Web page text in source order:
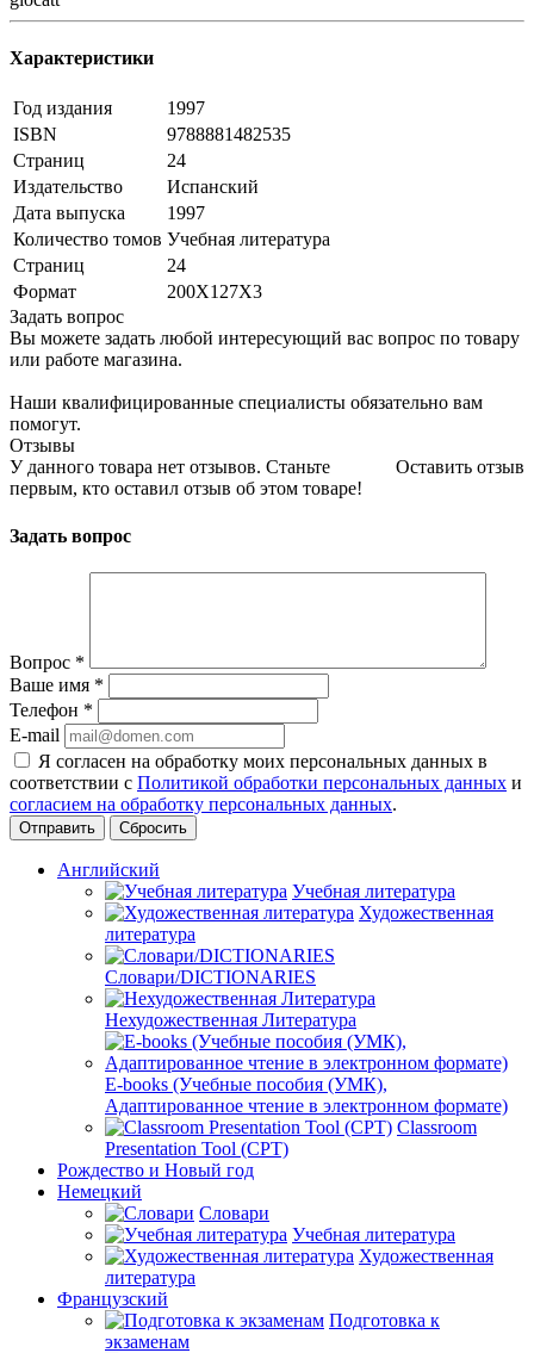
Характеристики
Год издания
1997
ISBN
9788881482535
Страниц
24
Издательство
Испанский
Дата выпуска
1997
Количество томов Учебная литература
Страниц
24
Формат
200Х127Х3
Задать вопрос
Вы можете задать любой интересующий вас вопрос по товару
или работе магазина.
Наши квалифицированные специалисты обязательно вам
помогут.
Отзывы
Оставить отзыв
У данного товара нет отзывов. Станьте
первым, кто оставил отзыв об этом товаре!
Задать вопрос
Вопрос *
Ваше имя *
Телефон *
E-mail
Я согласен на обработку моих персональных данных в
соответствии с Политикой обработки персональных данных и
согласием на обработку персональных данных.
Сбросить
Английский
Учебная литература
Художественная
литература
Словари/DICTIONARIES
Нехудожественная Литература
E-books (Учебные пособия (УМК),
Адаптированное чтение в электронном формате)
Classroom
Presentation Tool (CPT)
Рождество и Новый год
Немецкий
Словари
Учебная литература
Художественная
литература
Французский
Подготовка к
экзаменам